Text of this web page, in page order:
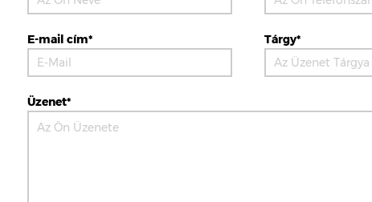
E-mail cím* Tárgy*
Üzenet*